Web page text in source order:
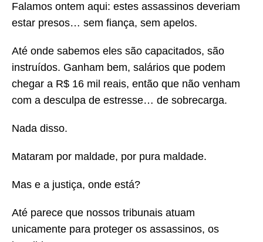
Falamos ontem aqui: estes assassinos deveriam
estar presos… sem fiança, sem apelos.
Até onde sabemos eles são capacitados, são
instruídos. Ganham bem, salários que podem
chegar a R$ 16 mil reais, então que não venham
com a desculpa de estresse… de sobrecarga.
Nada disso.
Mataram por maldade, por pura maldade.
Mas e a justiça, onde está?
Até parece que nossos tribunais atuam
unicamente para proteger os assassinos, os